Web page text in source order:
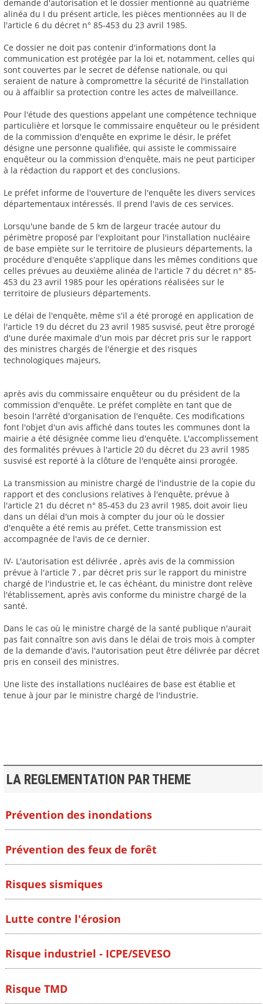
demande d'autorisation et le dossier mentionné au quatrième
alinéa du I du présent article, les pièces mentionnées au II de
l'article 6 du décret n° 85-453 du 23 avril 1985.
Ce dossier ne doit pas contenir d'informations dont la
communication est protégée par la loi et, notamment, celles qui
sont couvertes par le secret de défense nationale, ou qui
seraient de nature à compromettre la sécurité de l'installation
ou à affaiblir sa protection contre les actes de malveillance.
Pour l'étude des questions appelant une compétence technique
particulière et lorsque le commissaire enquêteur ou le président
de la commission d'enquête en exprime le désir, le préfet
désigne une personne qualifiée, qui assiste le commissaire
enquêteur ou la commission d'enquête, mais ne peut participer
à la rédaction du rapport et des conclusions.
Le préfet informe de l'ouverture de l'enquête les divers services
départementaux intéressés. Il prend l'avis de ces services.
Lorsqu'une bande de 5 km de largeur tracée autour du
périmètre proposé par l'exploitant pour l'installation nucléaire
de base empiète sur le territoire de plusieurs départements, la
procédure d'enquête s'applique dans les mêmes conditions que
celles prévues au deuxième alinéa de l'article 7 du décret n° 85-
453 du 23 avril 1985 pour les opérations réalisées sur le
territoire de plusieurs départements.
Le délai de l'enquête, même s'il a été prorogé en application de
l'article 19 du décret du 23 avril 1985 susvisé, peut être prorogé
d'une durée maximale d'un mois par décret pris sur le rapport
des ministres chargés de l'énergie et des risques
technologiques majeurs,
après avis du commissaire enquêteur ou du président de la
commission d'enquête. Le préfet complète en tant que de
besoin l'arrêté d'organisation de l'enquête. Ces modifications
font l'objet d'un avis affiché dans toutes les communes dont la
mairie a été désignée comme lieu d'enquête. L'accomplissement
des formalités prévues à l'article 20 du décret du 23 avril 1985
susvisé est reporté à la clôture de l'enquête ainsi prorogée.
La transmission au ministre chargé de l'industrie de la copie du
rapport et des conclusions relatives à l'enquête, prévue à
l'article 21 du décret n° 85-453 du 23 avril 1985, doit avoir lieu
dans un délai d'un mois à compter du jour où le dossier
d'enquête a été remis au préfet. Cette transmission est
accompagnée de l'avis de ce dernier.
IV- L'autorisation est délivrée , après avis de la commission
prévue à l'article 7 , par décret pris sur le rapport du ministre
chargé de l'industrie et, le cas échéant, du ministre dont relève
l'établissement, après avis conforme du ministre chargé de la
santé.
Dans le cas où le ministre chargé de la santé publique n'aurait
pas fait connaître son avis dans le délai de trois mois à compter
de la demande d'avis, l'autorisation peut être délivrée par décret
pris en conseil des ministres.
Une liste des installations nucléaires de base est établie et
tenue à jour par le ministre chargé de l'industrie.
LA REGLEMENTATION PAR THEME
Prévention des inondations
Prévention des feux de forêt
Risques sismiques
Lutte contre l'érosion
Risque industriel - ICPE/SEVESO
Risque TMD